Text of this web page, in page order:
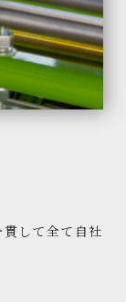
して全て自社